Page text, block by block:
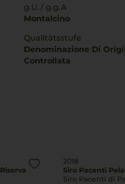
g.U./ g.g.A
Montalcino
Qualitätsstufe
Denominazione Di
Controllata
2018
Siro Pacenti
Siro Pacenti di